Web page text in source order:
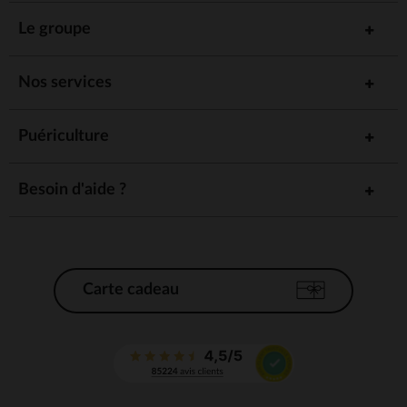
Le groupe
Nos services
Puériculture
Besoin d'aide ?
Carte cadeau